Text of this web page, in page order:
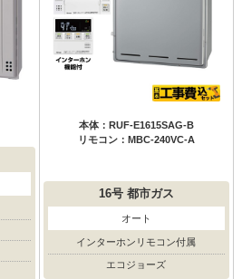
本体：RUF-E1615SAG-B
リモコン：MBC-240VC-A
16号都市ガス
オート
インターホンリモコン付属
エコジョーズ